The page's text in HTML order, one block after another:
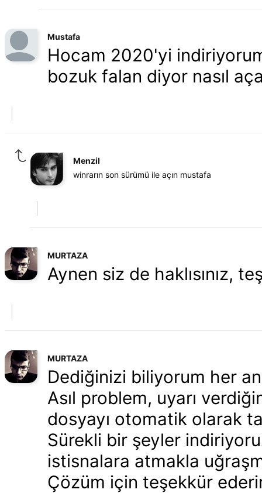
Mustafa
Hocam 2020'yi
bozuk falan diyor nasıl
Menzil
winrarın son sürümü ile açın mustafa
MURTAZA
Aynen siz de haklısınız,
MURTAZA
Dediğinizi biliyorum her
Asıl problem, uyarı
dosyayı otomatik olarak
Sürekli bir şeyler
istisnalara atmakla
Çözüm için teşekkür